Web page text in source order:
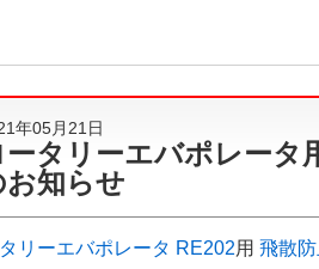
年05月21日
ータリーエバポレータ
お知らせ
リーエバポレータ RE202用 飛散